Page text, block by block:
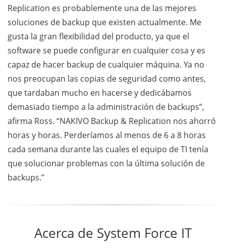
Replication es probablemente una de las mejores
soluciones de backup que existen actualmente. Me
gusta la gran flexibilidad del producto, ya que el
software se puede configurar en cualquier cosa y es
capaz de hacer backup de cualquier máquina. Ya no
nos preocupan las copias de seguridad como antes,
que tardaban mucho en hacerse y dedicábamos
demasiado tiempo a la administración de backups”,
afirma Ross. “NAKIVO Backup & Replication nos ahorró
horas y horas. Perderíamos al menos de 6 a 8 horas
cada semana durante las cuales el equipo de TI tenía
que solucionar problemas con la última solución de
backups.”
Acerca de System Force IT